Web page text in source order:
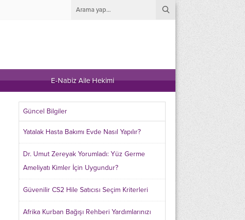
E-Nabiz Aile Hekimi
Güncel Bilgiler
Yatalak Hasta Bakımı Evde Nasıl Yapılır?
Dr. Umut Zereyak Yorumladı: Yüz Germe
Ameliyatı Kimler İçin Uygundur?
Güvenilir CS2 Hile Satıcısı Seçim Kriterleri
Afrika Kurban Bağışı Rehberi Yardımlarınızı